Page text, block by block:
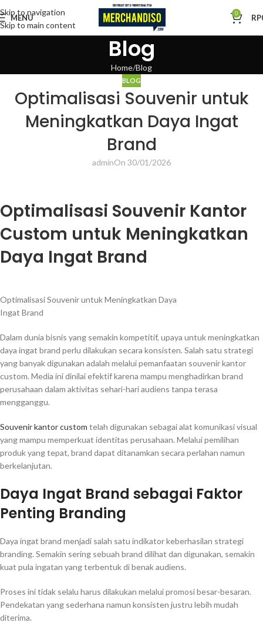
Skip to navigation
Skip to main content
MENU 0 RP
Blog
Home Blog
BLOG
Optimalisasi Souvenir untuk
Meningkatkan Daya Ingat
Brand
adminOn 30/01/2026
Optimalisasi Souvenir Kantor
Custom untuk Meningkatkan
Daya Ingat Brand
Optimalisasi Souvenir untuk Meningkatkan Daya
Ingat Brand
Dalam dunia bisnis yang semakin kompetitif, upaya untuk meningkatkan
daya ingat brand perlu dilakukan secara konsisten. Salah satu strategi
yang banyak digunakan adalah melalui pemanfaatan souvenir kantor
custom. Media ini dinilai efektif karena mampu menghadirkan brand
perusahaan dalam aktivitas sehari-hari audiens tanpa terasa
mengganggu.
Souvenir kantor custom telah digunakan sebagai alat komunikasi visual
yang mampu memperkuat identitas perusahaan. Melalui pemilihan
produk yang tepat, brand dapat ditanamkan secara perlahan namun
berkelanjutan.
Daya Ingat Brand sebagai Faktor
Penting Branding
Daya ingat brand menjadi salah satu indikator keberhasilan strategi
branding. Semakin sering sebuah brand dilihat dan digunakan, semakin
kuat pula ingatan yang terbentuk di benak audiens.
Proses ini tidak selalu harus dilakukan melalui promosi besar-besaran.
Pendekatan yang sederhana namun konsisten justru lebih mudah
diterima.